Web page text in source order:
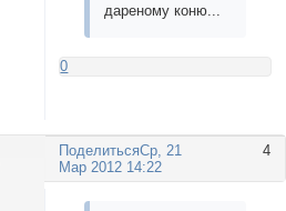
дареному коню...
0
Поделиться 4
Ср, 21
Мар 2012 14:22